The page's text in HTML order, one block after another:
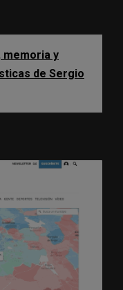
memoria y
de Sergio